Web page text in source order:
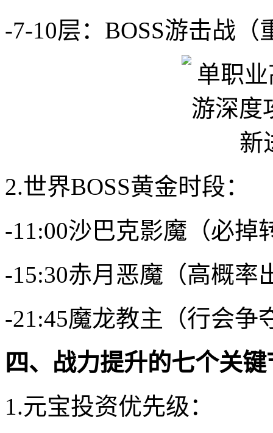
-7-10层：BOSS游击战（
2.世界BOSS黄金时段：
-11:00沙巴克影魔（必掉
-15:30赤月恶魔（高概率
-21:45魔龙教主（行会争
四、战力提升的七个关键
1.元宝投资优先级：